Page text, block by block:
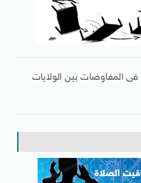
فى المفاوضات بين الولايات